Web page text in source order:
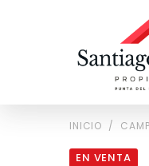
INICIO
EN VENTA